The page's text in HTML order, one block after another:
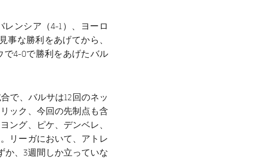
ンシア（4-1）、ヨーロ
事な勝利をあげてから、
で4-0で勝利をあげたバル
で、バルサは12回のネッ
ック、今回の先制点も含
ング、ピケ、デンベレ、
リーガにおいて、アトレ
か、3週間しか立っていな